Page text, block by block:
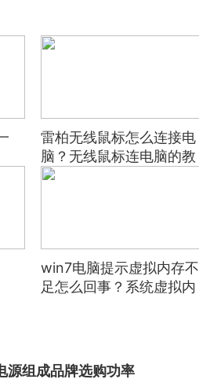
雷柏无线鼠标怎么连接电
脑？无线鼠标连电脑的教
程
win7电脑提示虚拟内存不
足怎么回事？系统虚拟内
源组成品牌选购功率